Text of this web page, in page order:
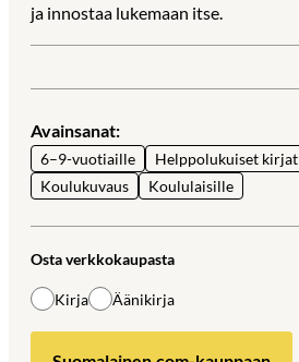
ja innostaa lukemaan itse.
Avainsanat:
6–9-vuotiaille Helppolukuiset kirjat
Koulukuvaus
Koululaisille
Osta verkkokaupasta
Kirja Äänikirja